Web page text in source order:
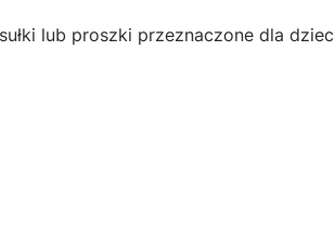
lub proszki przeznaczone dla